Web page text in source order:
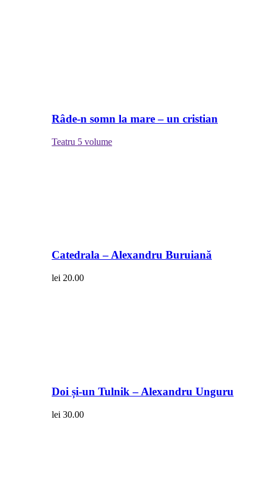
Râde-n somn la mare – un cristian
Teatru 5 volume
Catedrala – Alexandru Buruiană
lei 20.00
Doi și-un Tulnik – Alexandru Unguru
lei 30.00